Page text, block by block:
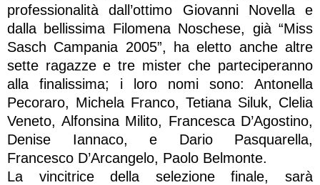
professionalità dall’ottimo Giovanni Novella e
dalla bellissima Filomena Noschese, già “Miss
Sasch Campania 2005”, ha eletto anche altre
sette ragazze e tre mister che parteciperanno
alla finalissima; i loro nomi sono: Antonella
Pecoraro, Michela Franco, Tetiana Siluk, Clelia
Veneto, Alfonsina Milito, Francesca D’Agostino,
Denise Iannaco, e Dario Pasquarella,
Francesco D’Arcangelo, Paolo Belmonte.
La vincitrice della selezione finale, sarà